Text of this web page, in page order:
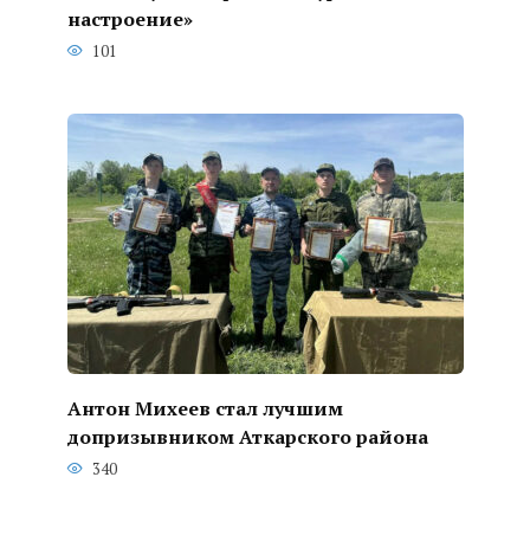
настроение»
101
Антон Михеев стал лучшим
допризывником Аткарского района
340